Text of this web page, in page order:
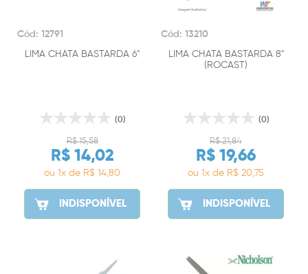
Cód: 12791
LIMA CHATA BASTARDA 6"
(0)
R$ 15,58
R$ 14,02
ou 1x de R$ 14,80
INDISPONÍVEL
Cód: 13210
LIMA CHATA BASTARDA 8"
(ROCAST)
(0)
R$ 21,84
R$ 19,66
ou 1x de R$ 20,75
INDISPONÍVEL